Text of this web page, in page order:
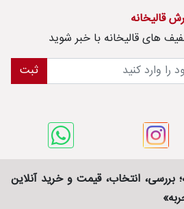
قالیخانه
های قالیخانه با خبر شوید
ثبت
بررسی، انتخاب، قیمت و خرید آنلاین